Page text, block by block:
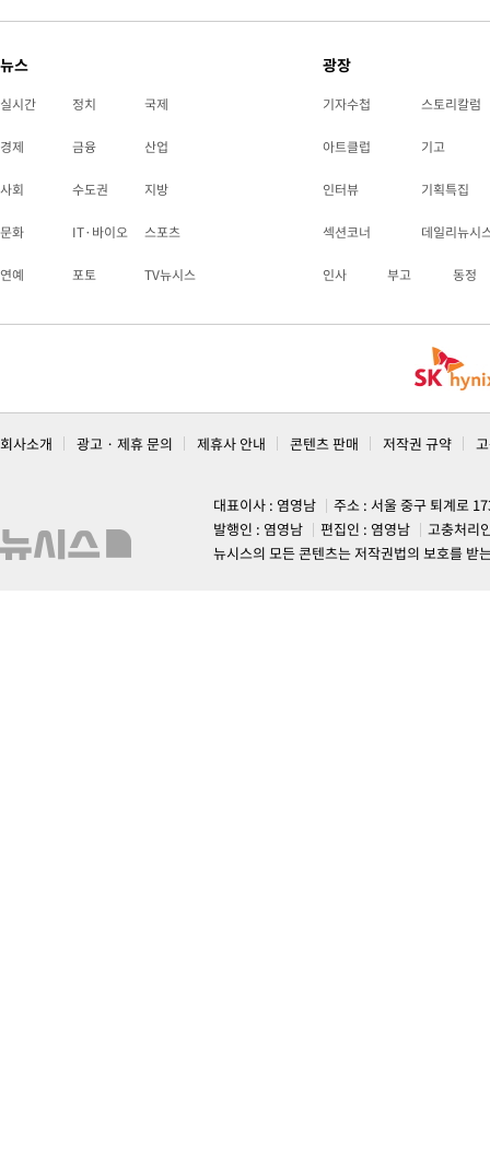
뉴스
실시간 정치 국제
경제 금융 산업
사회 수도권 지방
문화 IT·바이오 스포츠
연예 포토 TV뉴시스
광장
기자수첩 스토리칼럼
아트클럽 기고
인터뷰 기획특집
섹션코너 데일리뉴시
인사 부고 동정
회사소개 광고 · 제휴 문의 제휴사 안내 콘텐츠 판매 저작권 규약
대표이사 : 염영남
주소 : 서울 중구 퇴계로
발행인 : 염영남
편집인 : 염영남
고충처리
뉴시스의 모든 콘텐츠는 저작권법의 보호를